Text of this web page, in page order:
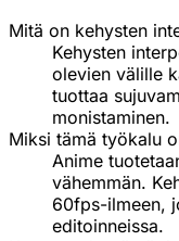
Mitä on kehysten
Kehysten
olevien välille
tuottaa
monistaminen.
Miksi tämä työkalu
Anime
vähemmän.
60fps-ilmeen,
editoinneissa.